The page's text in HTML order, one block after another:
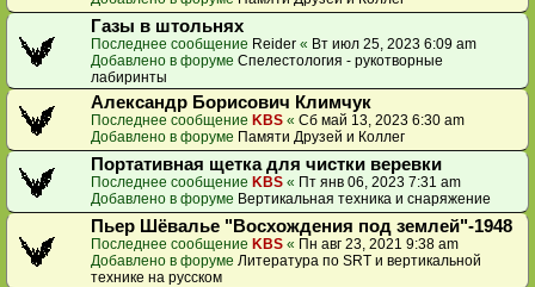
Газы в штольнях
Последнее сообщение Reider « Вт июл 25, 2023 6:09 am
Добавлено в форуме Спелестология - рукотворные
лабиринты
Александр Борисович Климчук
Последнее сообщение KBS « Сб май 13, 2023 6:30 am
Добавлено в форуме Памяти Друзей и Коллег
Портативная щетка для чистки веревки
Последнее сообщение KBS « Пт янв 06, 2023 7:31 am
Добавлено в форуме Вертикальная техника и снаряжение
Пьер Шёвалье "Восхождения под землей"-1948
Последнее сообщение KBS « Пн авг 23, 2021 9:38 am
Добавлено в форуме Литература по SRT и вертикальной
технике на русском